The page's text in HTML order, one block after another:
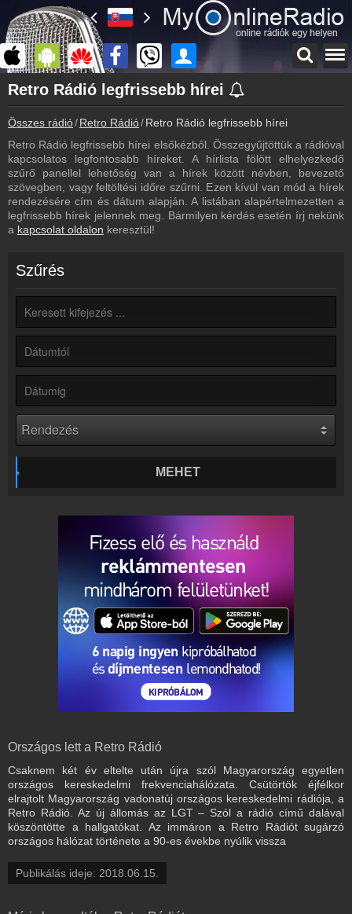
Főoldal
myonlineradio.hu
Retro Rádió
Vissza a Retro Rádió oldalára
Bejelentkezés
Hozz létre saját fiókot!
Most szól
Tudd meg mi szólt eddig
Frekvenciák
Műsorújság
Webkamera
Kapcsolat
Írj nekünk!
Rádió beágyazás
Online rádió készítés
Készítés lépésről lépésre
Retro Rádió legfrissebb hírei
Összes rádió Retro Rádió Retro Rádió legfrissebb hírei
Retro Rádió legfrissebb hírei elsőkézből. Összegyűjtöttük a rádióval
kapcsolatos legfontosabb híreket. A hírlista fölött elhelyezkedő
szűrő panellel lehetőség van a hírek között névben, bevezető
szövegben, vagy feltöltési időre szűrni. Ezen kívül van mód a hírek
rendezésére cím és dátum alapján. A listában alapértelmezetten a
legfrissebb hírek jelennek meg. Bármilyen kérdés esetén írj nekünk
a kapcsolat oldalon keresztül!
Szűrés
MEHET
Országos lett a Retro Rádió
Csaknem két év eltelte után újra szól Magyarország egyetlen
országos kereskedelmi frekvenciahálózata. Csütörtök éjfélkor
elrajtolt Magyarország vadonatúj országos kereskedelmi rádiója, a
Retro Rádió. Az új állomás az LGT – Szól a rádió című dalával
köszöntötte a hallgatókat. Az immáron a Retro Rádiót sugárzó
országos hálózat története a 90-es évekbe nyúlik vissza
Publikálás ideje: 2018.06.15.